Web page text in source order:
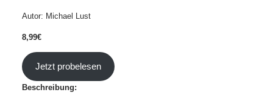
Autor: Michael Lust
8,99€
Jetzt probelesen
Beschreibung: